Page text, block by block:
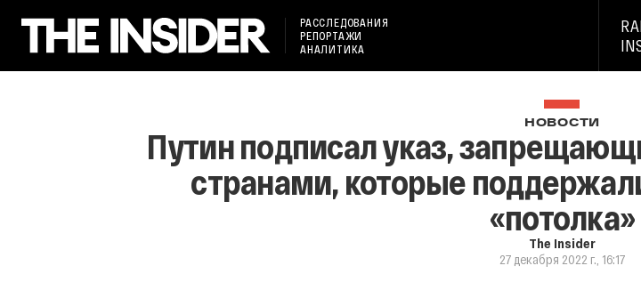
РАССЛЕДОВАНИЯ
РЕПОРТАЖИ
АНАЛИТИКА
НОВОСТИ
Путин подписал указ,
странами, которые
«потолка»
The Insider
27 декабря 2022 г., 16:17